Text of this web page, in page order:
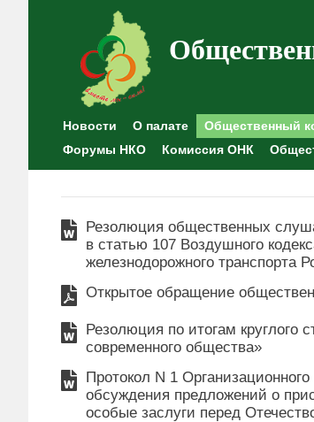
Новости О палате Общественный
Форумы НКО
Комиссия ОНК
Резолюция общественных
в статью 107 Воздушного
железнодорожного
Открытое обращение
Резолюция по итогам круглого
современного общества»
Протокол N 1
обсуждения предложений о
особые заслуги перед